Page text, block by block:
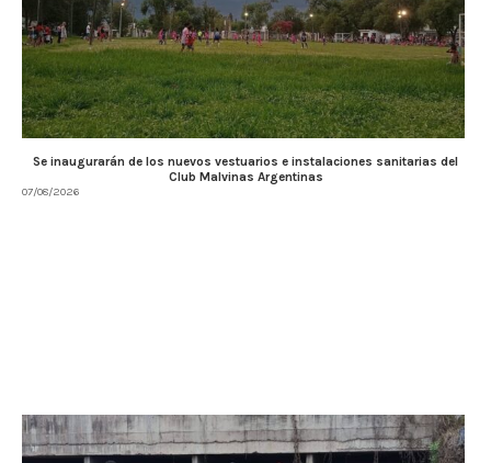
Se inaugurarán de los nuevos vestuarios e instalaciones sanitarias del
Club Malvinas Argentinas
07/08/2026